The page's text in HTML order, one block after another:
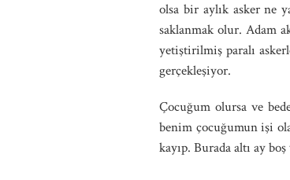
olsa bir aylık asker ne
saklanmak olur. Adam
yetiştirilmiş paralı
gerçekleşiyor.
Çocuğum olursa ve
benim çocuğumun işi
kayıp. Burada altı ay